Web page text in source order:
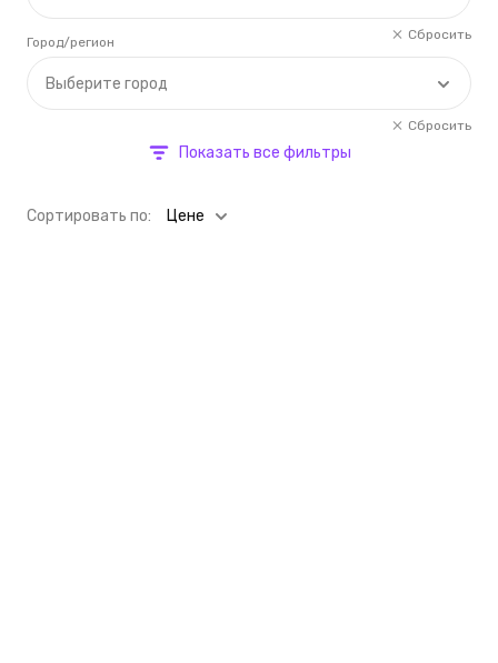
Сбросить
Выберите город
Город/регион
Сбросить
Показать все фильтры
Cортировать по: Цене